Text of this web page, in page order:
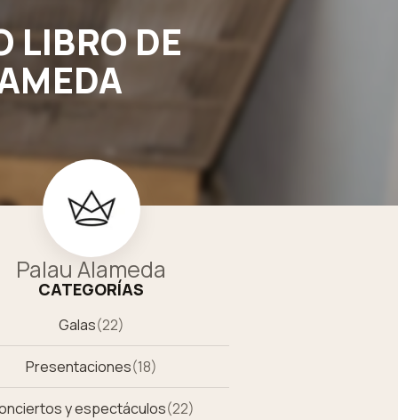
LIBRO DE
Palau Alameda
CATEGORÍAS
Galas(22)
Presentaciones(18)
y espectáculos(22)